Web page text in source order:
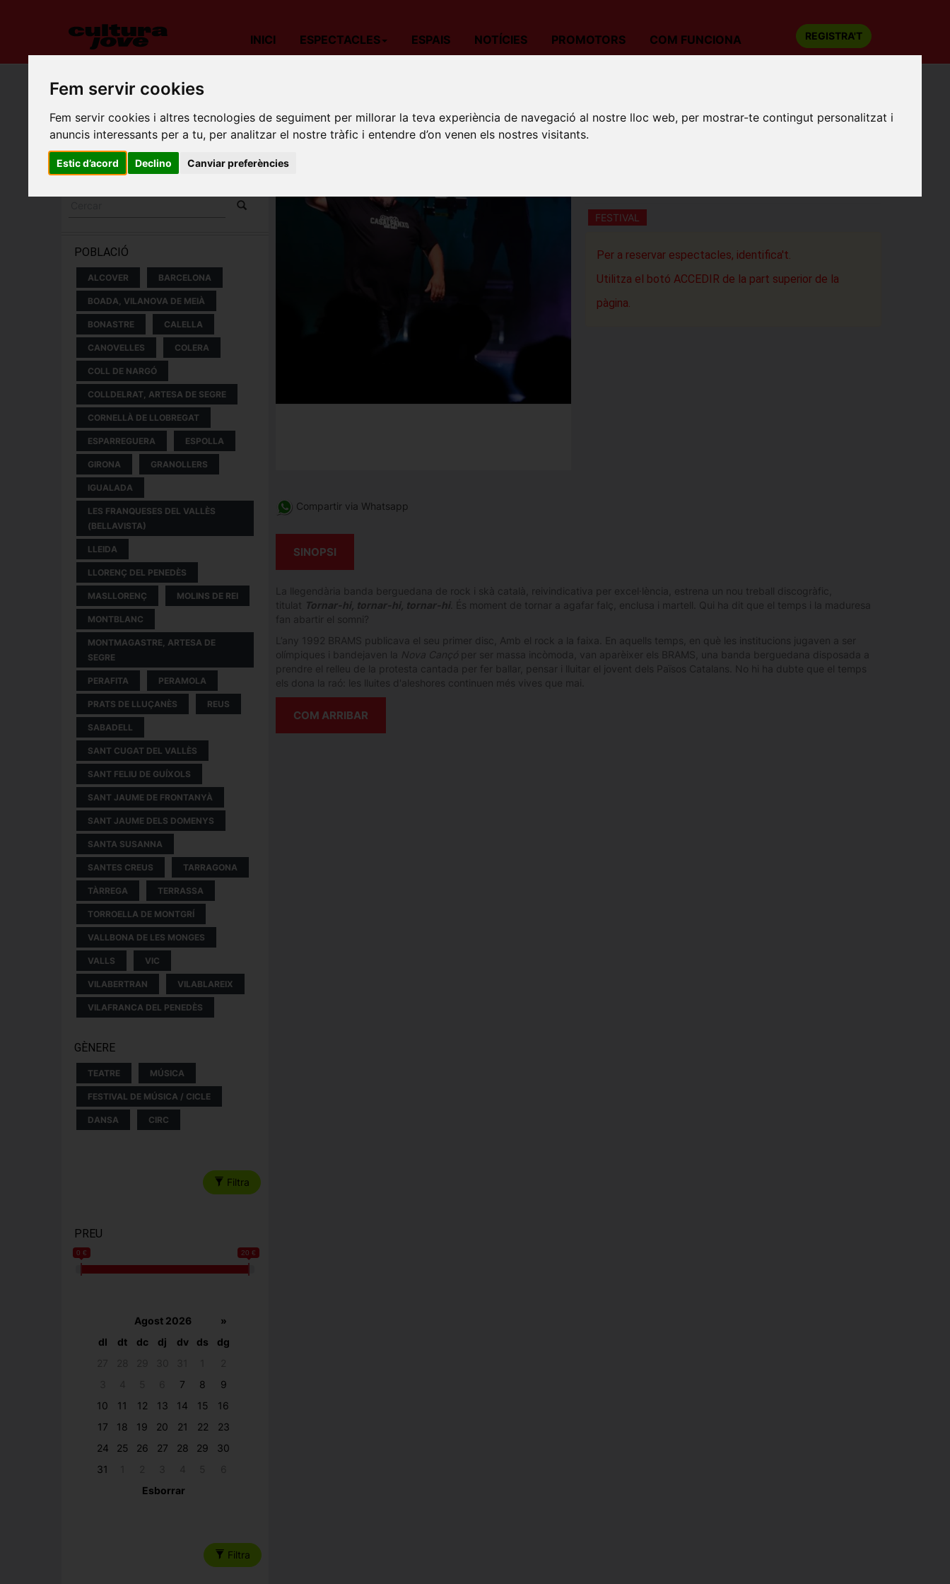
Fem servir cookies
Fem servir cookies i altres tecnologies de seguiment per millorar la teva experiència de navegació al nostre lloc web, per mostrar-te contingut personalitzat i
anuncis interessants per a tu, per analitzar el nostre tràfic i entendre d’on venen els nostres visitants.
Estic d’acord Declino Canviar preferències
INICI ESPECTACLES ESPAIS NOTÍCIES PROMOTORS COM FUNCIONA REGISTRA'T
ESPECTACLES I
CONCERTS
POBLACIÓ
ALCOVER BARCELONA
BOADA, VILANOVA DE MEIÀ
BONASTRE CALELLA
CANOVELLES COLERA
COLL DE NARGÓ
COLLDELRAT, ARTESA DE SEGRE
CORNELLÀ DE LLOBREGAT
ESPARREGUERA ESPOLLA
GIRONA GRANOLLERS
IGUALADA
LES FRANQUESES DEL VALLÈS
(BELLAVISTA)
LLEIDA
LLORENÇ DEL PENEDÈS
MASLLORENÇ MOLINS DE REI
MONTBLANC
MONTMAGASTRE, ARTESA DE
SEGRE
PERAFITA PERAMOLA
PRATS DE LLUÇANÈS REUS
SABADELL
SANT CUGAT DEL VALLÈS
SANT FELIU DE GUÍXOLS
SANT JAUME DE FRONTANYÀ
SANT JAUME DELS DOMENYS
SANTA SUSANNA
SANTES CREUS TARRAGONA
TÀRREGA TERRASSA
TORROELLA DE MONTGRÍ
VALLBONA DE LES MONGES
VALLS VIC
VILABERTRAN VILABLAREIX
VILAFRANCA DEL PENEDÈS
GÈNERE
TEATRE MÚSICA
FESTIVAL DE MÚSICA / CICLE
DANSA CIRC
Filtra
PREU
0 € 20 €
Agost 2026
»
dl
dt dc dj dv ds
dg
7 8
9
10
11 12 13 14 15
16
17
18 19 20 21 22
23
24
25 26 27 28 29
30
31
Esborrar
Filtra
BARNASANTS: BRAMS. TORNAR-HI,
TORNAR-HI, TORNAR-HI
FESTIVAL
Per a reservar espectacles, identifica't.
Utilitza el botó ACCEDIR de la part superior de la
pàgina.
Compartir via Whatsapp
SINOPSI
La llegendària banda berguedana de rock i skà català, reivindicativa per excel·lència, estrena un nou treball discogràfic,
titulat Tornar-hi, tornar-hi, tornar-hi. És moment de tornar a agafar falç, enclusa i martell. Qui ha dit que el temps i la maduresa
fan abartir el somni?
L’any 1992 BRAMS publicava el seu primer disc, Amb el rock a la faixa. En aquells temps, en què les institucions jugaven a ser
olímpiques i bandejaven la
Nova Cançóper ser massa incòmoda, van aparèixer els BRAMS, una banda berguedana disposada a
prendre el relleu de la protesta cantada per fer ballar, pensar i lluitar el jovent dels Països Catalans. No hi ha dubte que el temps
els dona la raó: les lluites d'aleshores continuen més vives que mai.
COM ARRIBAR